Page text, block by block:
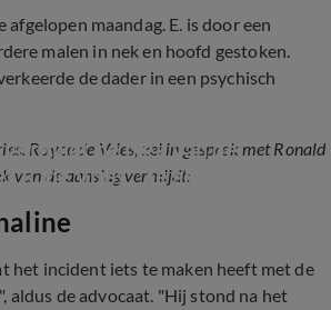
maandag. E. is door een
malen in nek en hoofd gestoken.
de dader in een psychisch
Royce de Vries, zei in gesprek met Ronald
van de aanslag vermijdt:
vermijdt de plek van de
R. de Vries: ‘Te gevoelig’
het incident iets te maken heeft met de
aldus de advocaat. "Hij stond na het